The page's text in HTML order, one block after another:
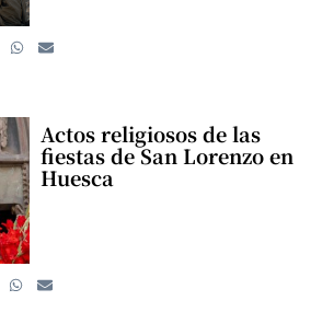
Actos religiosos de las
fiestas de San Lorenzo en
Huesca